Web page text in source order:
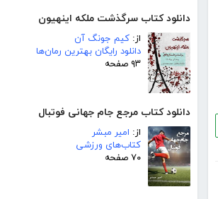
دانلود کتاب سرگذشت ملکه اینهیون
از: کیم جونگ آن
دانلود رایگان بهترین رمان‌ها
۹۳ صفحه
دانلود کتاب مرجع جام جهانی فوتبال
از: امیر مبشر
کتاب‌های ورزشی
۷۰ صفحه